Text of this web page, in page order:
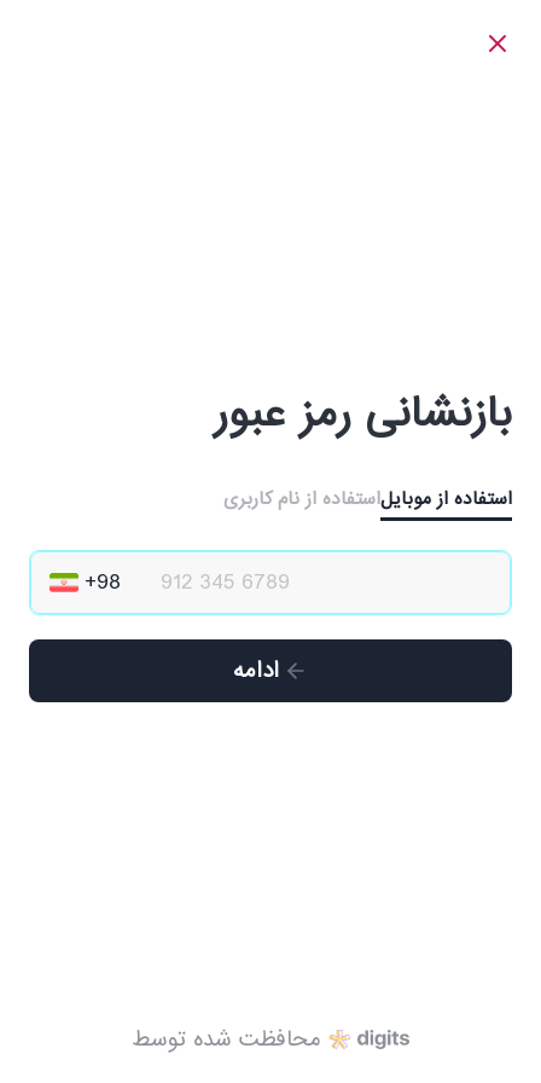
بازنشانی رمز عبور
استفاده از موبایلاستفاده از نام کاربری
ادامه